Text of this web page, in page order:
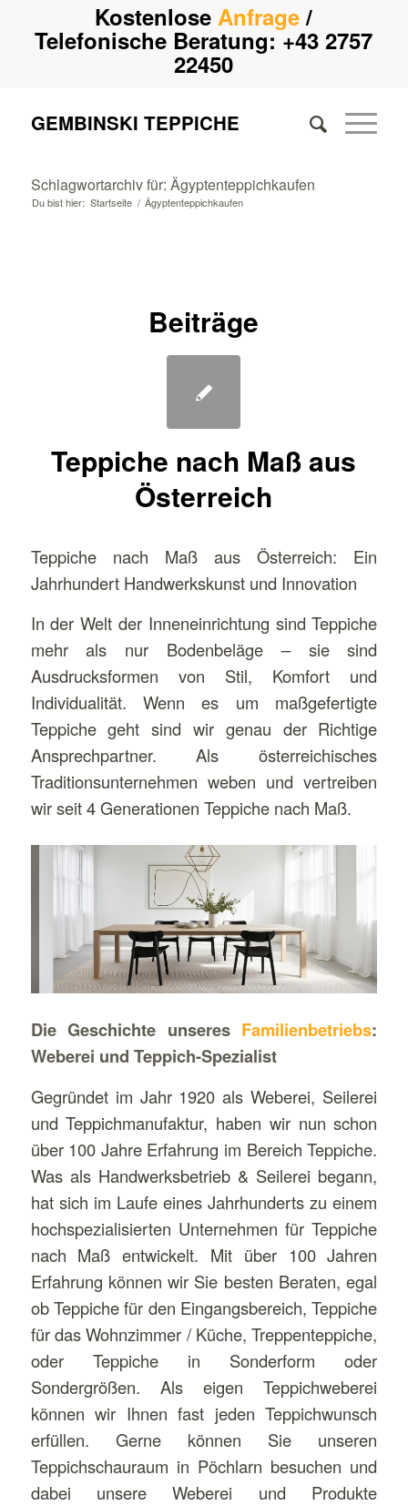
KostenloseAnfrage/
Telefonische Beratung:+43 2757
22450
GEMBINSKI TEPPICHE
Schlagwortarchiv für: Ägyptenteppichkaufen
Du bist hier: Startseite / Ägyptenteppichkaufen
Beiträge
Teppiche nach Maß aus
Österreich
Teppiche nach Maß aus Österreich: Ein
Jahrhundert Handwerkskunst und Innovation
In der Welt der Inneneinrichtung sind Teppiche
mehr als nur Bodenbeläge – sie sind
Ausdrucksformen von Stil, Komfort und
Individualität. Wenn es um maßgefertigte
Teppiche geht sind wir genau der Richtige
Ansprechpartner. Als österreichisches
Traditionsunternehmen weben und vertreiben
wir seit 4 Generationen Teppiche nach Maß.
Die Geschichte unseres Familienbetriebs:
Weberei und Teppich-Spezialist
Gegründet im Jahr 1920 als Weberei, Seilerei
und Teppichmanufaktur, haben wir nun schon
über 100 Jahre Erfahrung im Bereich Teppiche.
Was als Handwerksbetrieb & Seilerei begann,
hat sich im Laufe eines Jahrhunderts zu einem
hochspezialisierten Unternehmen für Teppiche
nach Maß entwickelt. Mit über 100 Jahren
Erfahrung können wir Sie besten Beraten, egal
ob Teppiche für den Eingangsbereich, Teppiche
für das Wohnzimmer / Küche, Treppenteppiche,
oder Teppiche in Sonderform oder
Sondergrößen. Als eigen Teppichweberei
können wir Ihnen fast jeden Teppichwunsch
erfüllen. Gerne können Sie unseren
Teppichschauraum in Pöchlarn besuchen und
dabei unsere Weberei und Produkte